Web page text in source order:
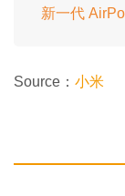
新一代
Source： 小米